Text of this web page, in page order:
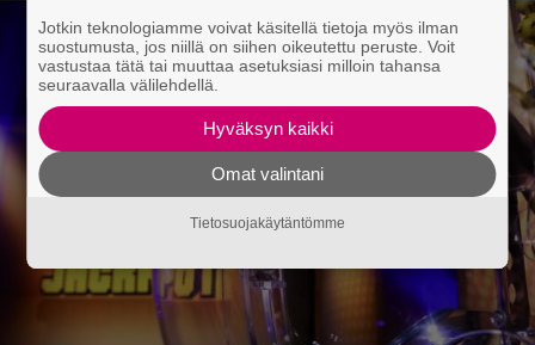
Jotkin teknologiamme voivat käsitellä tietoja myös ilman
suostumusta, jos niillä on siihen oikeutettu peruste. Voit
vastustaa tätä tai muuttaa asetuksiasi milloin tahansa
seuraavalla välilehdellä.
Hyväksyn kaikki
Omat valintani
Tietosuojakäytäntömme